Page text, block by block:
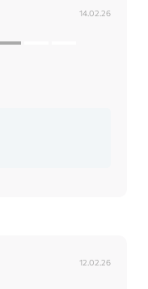
14.02.26
12.02.26